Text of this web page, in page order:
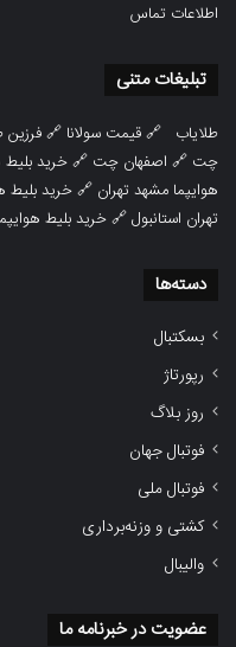
اطلاعات تماس
تبلیغات متنی
طلایاب 🔗قیمت سولانا 🔗
چت 🔗 اصفهان چت 🔗خرید بلیط
هوایپما مشهد تهران 🔗خرید بلیط
تهران استانبول🔗خرید بلیط
دسته‌ها
بسکتبال
رپورتاژ
روز بلاگ
فوتبال جهان
فوتبال ملی
کشتی و وزنه‌برداری
والیبال
عضویت در خبرنامه ما